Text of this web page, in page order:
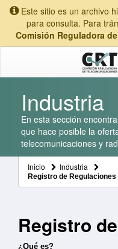
Este sitio es un archivo
para consulta. Para
Comisión Reguladora
Industria
En esta sección
que hace posible la
telecomunicaciones y
Inicio Industria
Registro de Regulaciones
Registro
¿Qué es?